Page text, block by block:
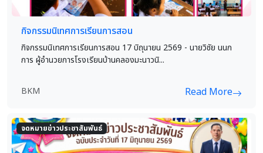
กิจกรรมนิเทศการเรียนการสอน
กิจกรรมนิเทศการเรียนการสอน 17 บิถุนายน 2569 - นายวิชัย นนก
การ ผู้อำนวยการโรงเรียนบ้านคลองมะนาวนิ...
BKM Read More
จดหมายข่าวประชาสัมพันธ์